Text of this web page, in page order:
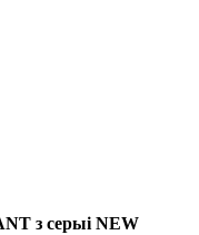
з серыі NEW